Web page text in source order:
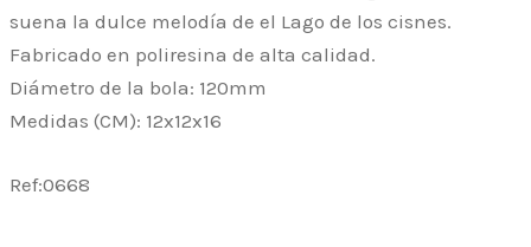
suena la dulce melodía de el Lago de los cisnes.
Fabricado en poliresina de alta calidad.
Diámetro de la bola: 120mm
Medidas (CM): 12x12x16
Ref:0668